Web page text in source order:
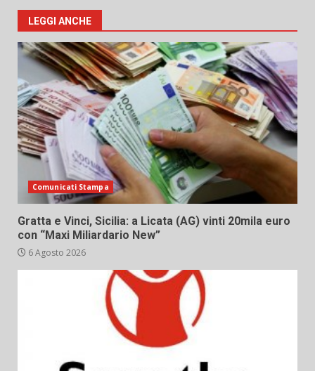
LEGGI ANCHE
Comunicati Stampa
Gratta e Vinci, Sicilia: a Licata (AG) vinti 20mila euro
con “Maxi Miliardario New”
6 Agosto 2026